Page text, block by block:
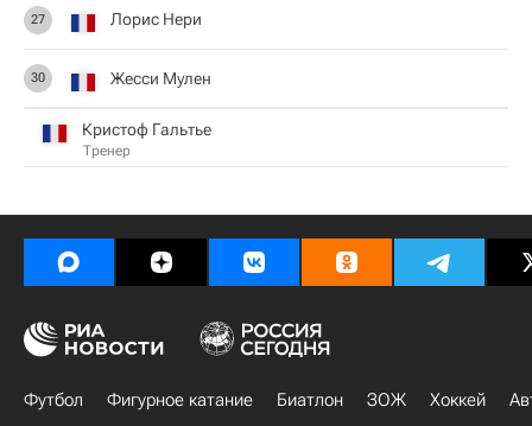
27 Лорис Нери
30 Жесси Мулен
Кристоф Гальтье
Тренер
Футбол Фигурное катание Биатлон ЗОЖ Хоккей